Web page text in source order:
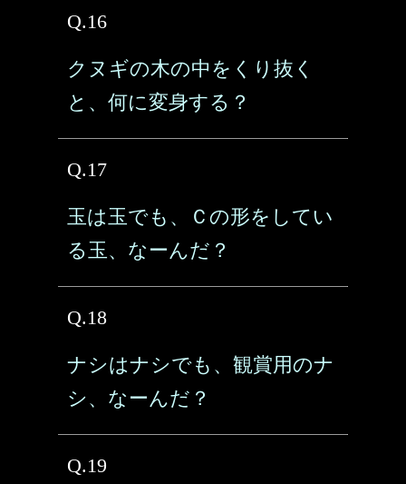
Q.16
クヌギの木の中をくり抜く
と、何に変身する？
Q.17
玉は玉でも、Ｃの形をしてい
る玉、なーんだ？
Q.18
ナシはナシでも、観賞用のナ
シ、なーんだ？
Q.19